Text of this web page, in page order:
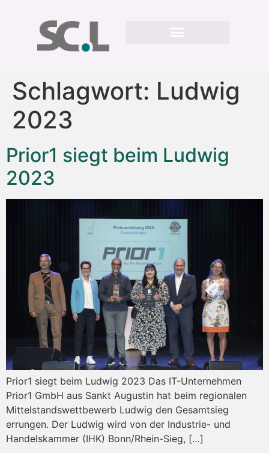
Schlagwort: Ludwig
2023
Prior1 siegt beim Ludwig
2023
Prior1 siegt beim Ludwig 2023 Das IT-Unternehmen
Prior1 GmbH aus Sankt Augustin hat beim regionalen
Mittelstandswettbewerb Ludwig den Gesamtsieg
errungen. Der Ludwig wird von der Industrie- und
Handelskammer (IHK) Bonn/Rhein-Sieg, […]